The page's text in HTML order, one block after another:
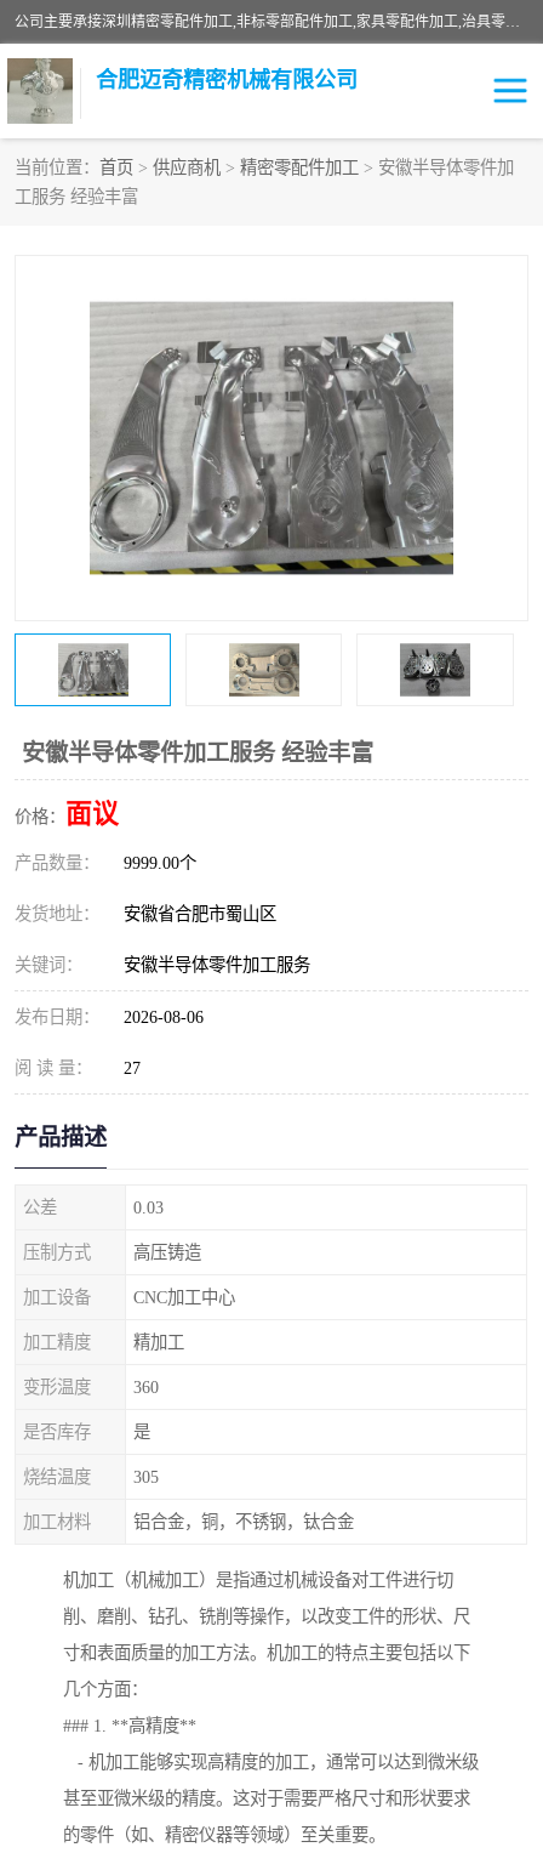
公司主要承接深圳精密零配件加工,非标零部配件加工,家具零配件加工,治具零配件加工,安徽精密零配件加工等各种各种精密机械加工，欢迎来来电咨询！
合肥迈奇精密机械有限公司
当前位置： 首页 > 供应商机 > 精密零配件加工 > 安徽半导体零件加
工服务 经验丰富
安徽半导体零件加工服务 经验丰富
价格： 面议
产品数量： 9999.00个
发货地址： 安徽省合肥市蜀山区
关键词： 安徽半导体零件加工服务
发布日期： 2026-08-06
阅 读 量： 27
产品描述
公差 0.03
压制方式 高压铸造
加工设备 CNC加工中心
加工精度 精加工
变形温度 360
是否库存 是
烧结温度 305
加工材料 铝合金，铜，不锈钢，钛合金
机加工（机械加工）是指通过机械设备对工件进行切
削、磨削、钻孔、铣削等操作，以改变工件的形状、尺
寸和表面质量的加工方法。机加工的特点主要包括以下
几个方面：
### 1. **高精度**
- 机加工能够实现高精度的加工，通常可以达到微米级
甚至亚微米级的精度。这对于需要严格尺寸和形状要求
的零件（如、精密仪器等领域）至关重要。
铣床加工
数控精密机加工
零部件机加工 机床零件加工
CNC加工 数控机床加工
不锈钢加工